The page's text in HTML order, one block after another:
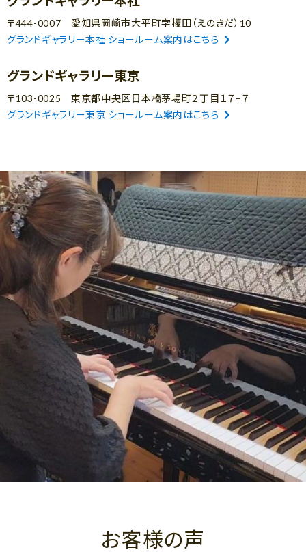
〒444-0007 愛知県岡崎市大平町字榎田（えのきだ）10
グランドギャラリー本社 ショールーム案内はこちら
グランドギャラリー東京
〒103-0025 東京都中央区日本橋茅場町２丁目１７−７
グランドギャラリー東京 ショールーム案内はこちら
お客様の声